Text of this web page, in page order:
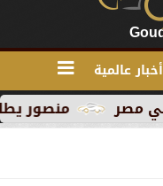
أخبار عالمية
منصور يطلق MG RX9 PHEV الجديدة كليًا في السوق المصري كأول سيارة Plug-in Hybrid من العلامة